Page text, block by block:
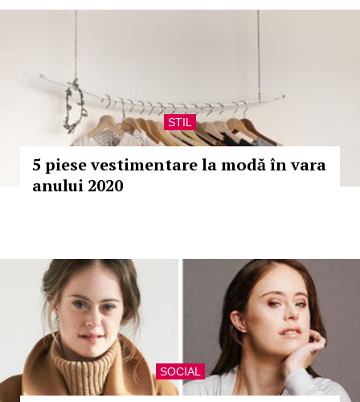
STIL
5 piese vestimentare la modă în vara
anului 2020
SOCIAL